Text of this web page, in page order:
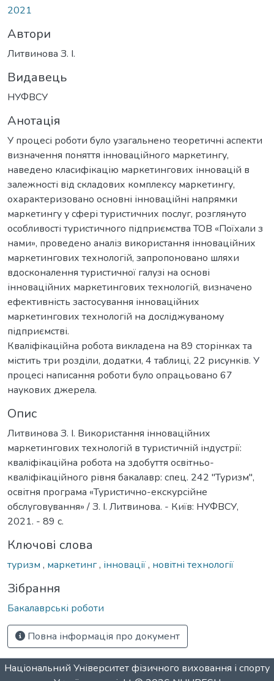
2021
Автори
Литвинова З. І.
Видавець
НУФВСУ
Анотація
У процесі роботи було узагальнено теоретичні аспекти
визначення поняття інноваційного маркетингу,
наведено класифікацію маркетингових інновацій в
залежності від складових комплексу маркетингу,
охарактеризовано основні інноваційні напрямки
маркетингу у сфері туристичних послуг, розглянуто
особливості туристичного підприємства ТОВ «Поїхали з
нами», проведено аналіз використання інноваційних
маркетингових технологій, запропоновано шляхи
вдосконалення туристичної галузі на основі
інноваційних маркетингових технологій, визначено
ефективність застосування інноваційних
маркетингових технологій на досліджуваному
підприємстві.
Кваліфікаційна робота викладена на 89 сторінках та
містить три розділи, додатки, 4 таблиці, 22 рисунків. У
процесі написання роботи було опрацьовано 67
наукових джерела.
Опис
Литвинова З. І. Використання інноваційних
маркетингових технологій в туристичній індустрії:
кваліфікаційна робота на здобуття освітньо-
кваліфікаційного рівня бакалавр: спец. 242 "Туризм",
освітня програма «Туристично-екскурсійне
обслуговування» / З. І. Литвинова. - Київ: НУФВСУ,
2021. - 89 с.
Ключові слова
туризм , маркетинг, інновації, новітні технології
Зібрання
Бакалаврські роботи
Повна інформація про документ
Національний Університет фізичного виховання і спорту